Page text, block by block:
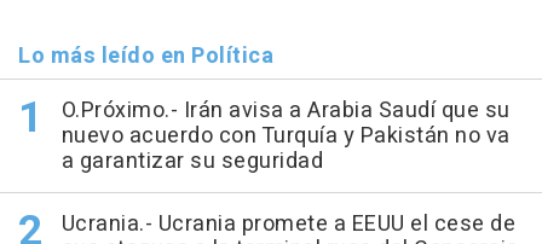
Lo más leído en Política
O.Próximo.- Irán avisa a Arabia Saudí que su
nuevo acuerdo con Turquía y Pakistán no va
a garantizar su seguridad
Ucrania.- Ucrania promete a EEUU el cese de